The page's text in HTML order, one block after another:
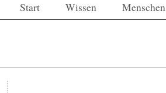
Start Wissen Menschen